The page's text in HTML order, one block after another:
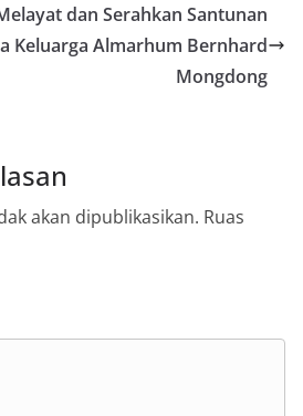
dan Serahkan Santunan
Keluarga Almarhum Bernhard
Mongdong
akan dipublikasikan. Ruas